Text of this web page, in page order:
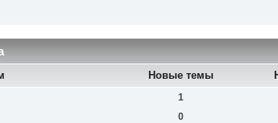
Новые темы
1
0